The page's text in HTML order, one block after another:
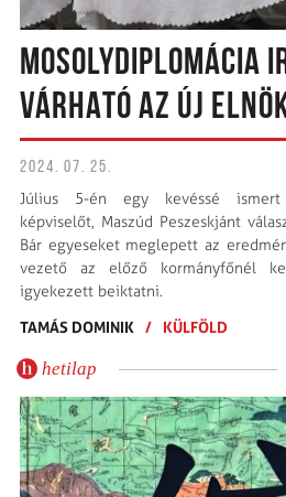
MOSOLYDIPLOMÁCIA
VÁRHATÓ AZ ÚJ
2024. 07. 25.
Július 5-én egy kevéssé ismert
képviselőt, Maszúd Peszeskjánt
Bár egyeseket meglepett az
vezető az előző kormányfőnél
igyekezett beiktatni.
TAMÁS DOMINIK
/ KÜLFÖLD
hetilap